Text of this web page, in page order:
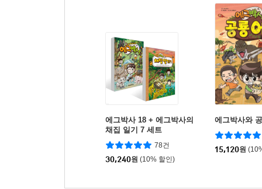
에그박사 18 + 에그박사의
채집 일기 7 세트
78건
30,240원 (10% 할인)
에그박사와
15,120원